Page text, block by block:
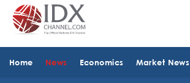
Home News Economics Market News